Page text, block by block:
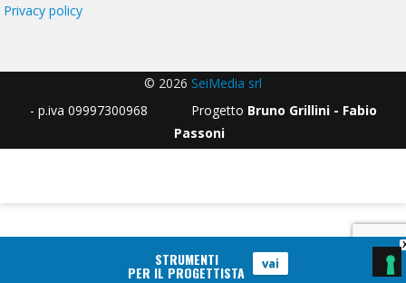
Privacy policy
© 2026 SeiMedia srl
- p.iva 09997300968 Progetto Bruno Grillini - Fabio
Passoni
STRUMENTI
PER IL PROGETTISTA vai